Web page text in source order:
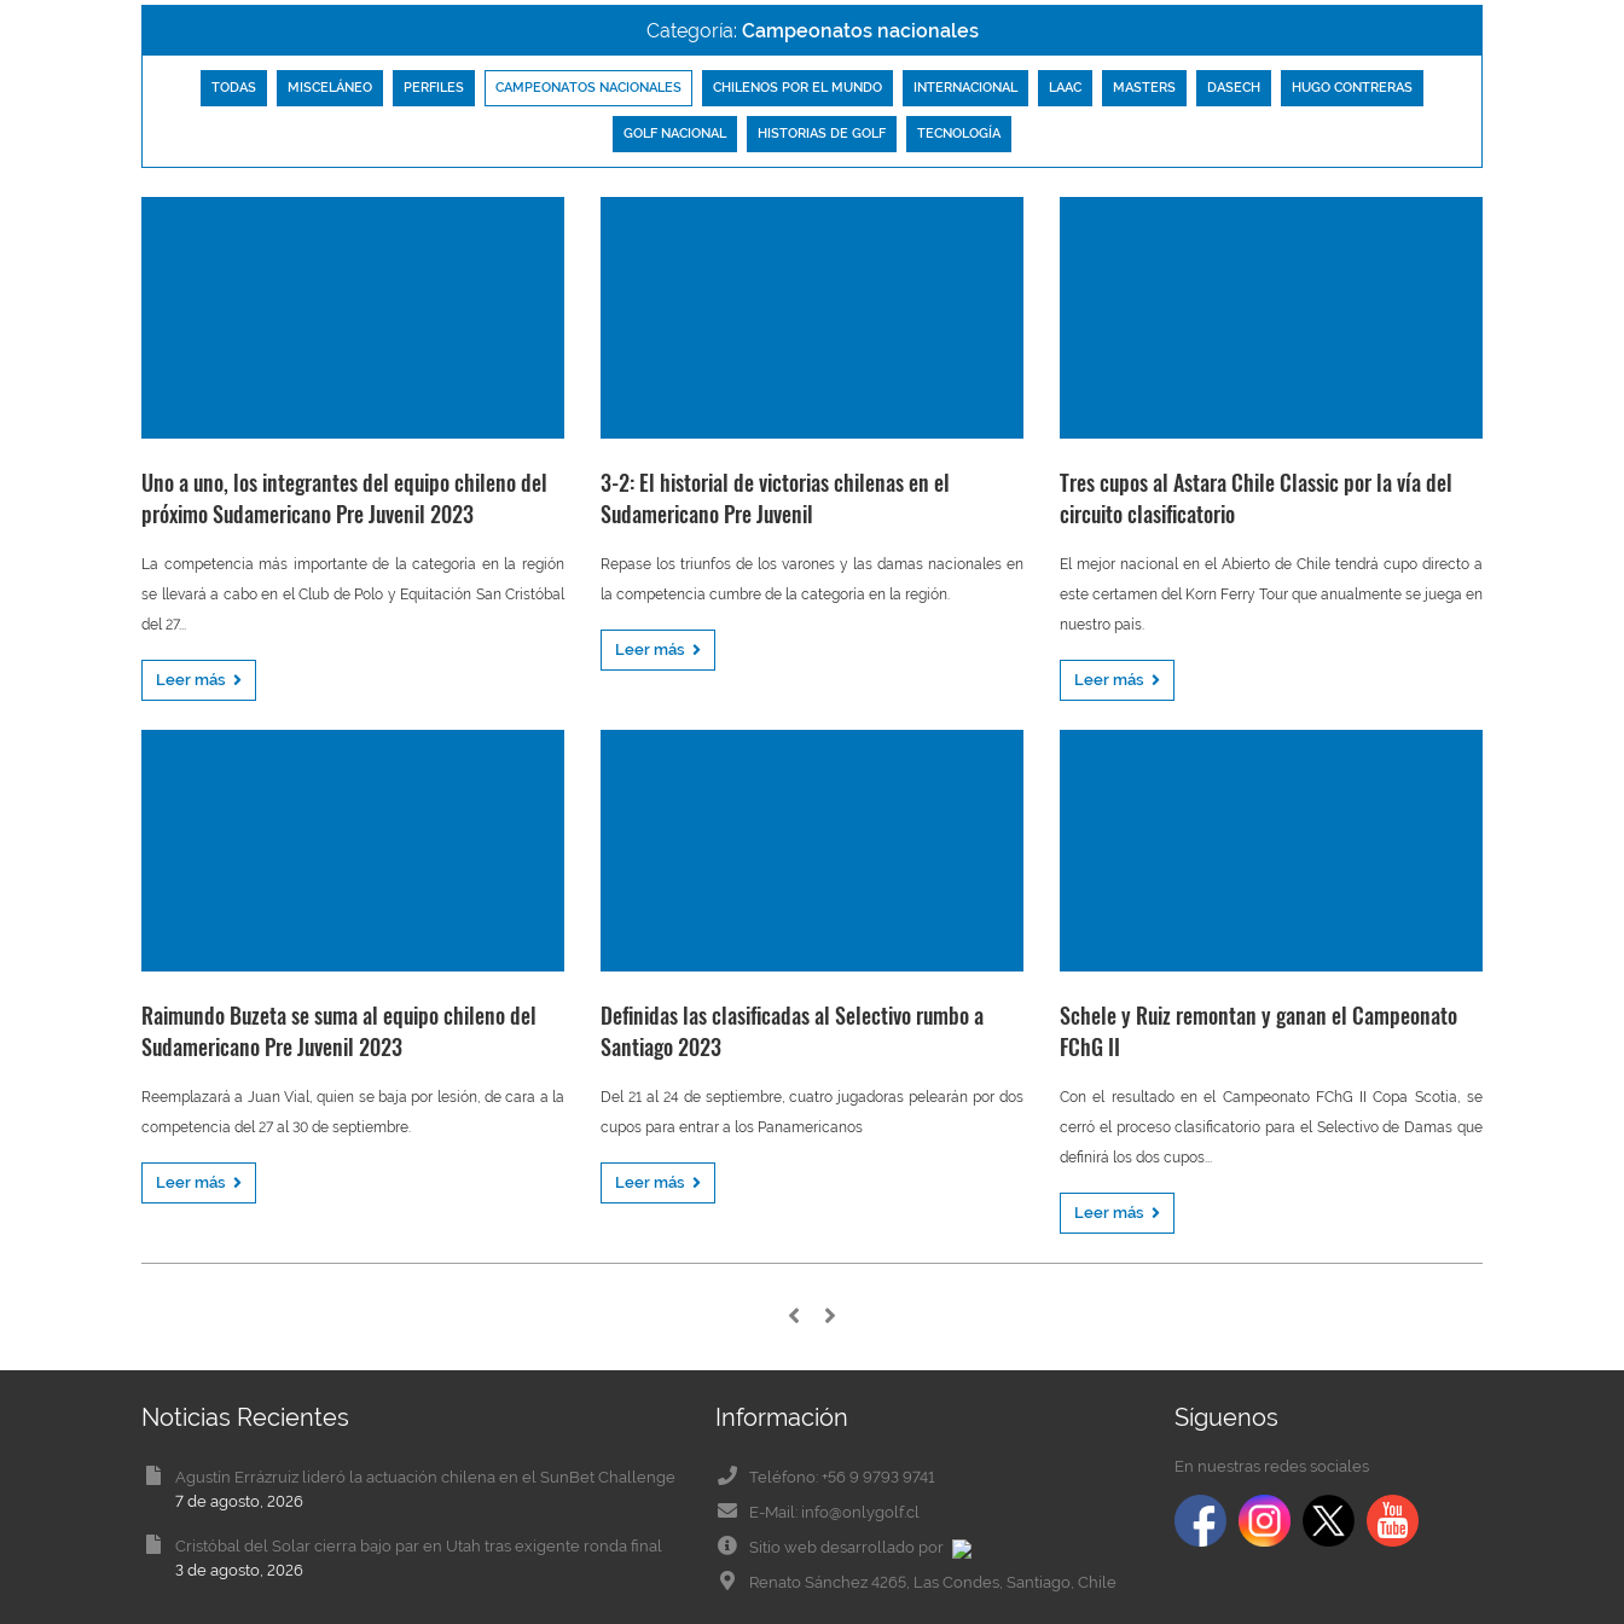
Categoría: Campeonatos nacionales
TODAS MISCELÁNEO PERFILES CAMPEONATOS NACIONALES CHILENOS POR EL MUNDO INTERNACIONAL LAAC MASTERS DASECH HUGO CONTRERAS
GOLF NACIONAL HISTORIAS DE GOLF TECNOLOGÍA
Uno a uno, los integrantes del equipo chileno del
próximo Sudamericano Pre Juvenil 2023
La competencia más importante de la categoría en la región
se llevará a cabo en el Club de Polo y Equitación San Cristóbal
del 27...
Leer más
3-2: El historial de victorias chilenas en el
Sudamericano Pre Juvenil
Repase los triunfos de los varones y las damas nacionales en
la competencia cumbre de la categoría en la región.
Leer más
Tres cupos al Astara Chile Classic por la vía del
circuito clasificatorio
El mejor nacional en el Abierto de Chile tendrá cupo directo a
este certamen del Korn Ferry Tour que anualmente se juega en
nuestro país.
Leer más
Raimundo Buzeta se suma al equipo chileno del
Sudamericano Pre Juvenil 2023
Reemplazará a Juan Vial, quien se baja por lesión, de cara a la
competencia del 27 al 30 de septiembre.
Leer más
Definidas las clasificadas al Selectivo rumbo a
Santiago 2023
Del 21 al 24 de septiembre, cuatro jugadoras pelearán por dos
cupos para entrar a los Panamericanos
Leer más
Schele y Ruiz remontan y ganan el Campeonato
FChG II
Con el resultado en el Campeonato FChG II Copa Scotia, se
cerró el proceso clasificatorio para el Selectivo de Damas que
definirá los dos cupos...
Leer más
Noticias Recientes
Agustín Errázruiz lideró la actuación chilena en el SunBet Challenge
7 de agosto, 2026
Cristóbal del Solar cierra bajo par en Utah tras exigente ronda final
3 de agosto, 2026
Información
Teléfono: +56 9 9793 9741
E-Mail: info@onlygolf.cl
Sitio web desarrollado por
Renato Sánchez 4265, Las Condes, Santiago, Chile
Síguenos
En nuestras redes sociales